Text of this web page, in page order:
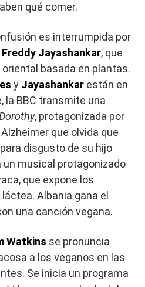
qué comer.
es interrumpida por
Freddy Jayashankar, que
basada en plantas.
y Jayashankar están en
la BBC transmite una
, protagonizada por
que olvida que
disgusto de su hijo
un musical protagonizado
que expone los
Albania gana el
una canción vegana.
Watkins se pronuncia
a los veganos en las
Se inicia un programa